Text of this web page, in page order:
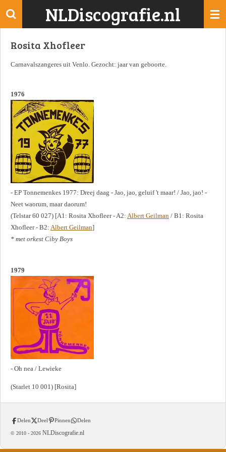
Ga
de
NLDiscografie.nl
Rosita Xhofleer
Carnavalszangeres uit Venlo. Gezocht: jaar van geboorte.
1976
- EP Tonnemenkes 1977: Dreej daag - Jao, jao, geluif 't maar! / Jao, jao! -
Neet waorum, maar daorum!
(Telstar 60 027) [A1: Rosita Xhofleer - A2: Albert Geilman / B1: Rosita
Xhofleer - B2: Albert Geilman]
* met orkest Ciby Boys
1979
- Oh nea / Lewieke
(Starlet 10 001) [Rosita]
Delen Deel Pinnen Delen
© 2010 - 2026 NLDiscografie.nl